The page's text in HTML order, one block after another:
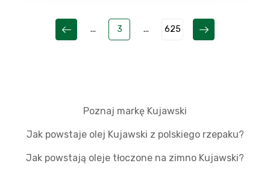
... 3 ... 625
Poznaj markę Kujawski
Jak powstaje olej Kujawski z polskiego rzepaku?
Jak powstają oleje tłoczone na zimno Kujawski?